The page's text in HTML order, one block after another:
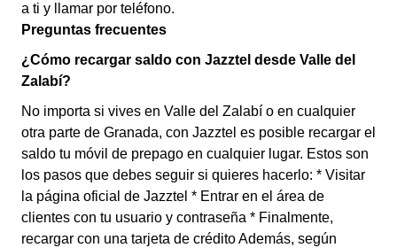
a ti y llamar por teléfono.
Preguntas frecuentes
¿Cómo recargar saldo con Jazztel desde Valle del
Zalabí?
No importa si vives en Valle del Zalabí o en cualquier
otra parte de Granada, con Jazztel es posible recargar el
saldo tu móvil de prepago en cualquier lugar. Estos son
los pasos que debes seguir si quieres hacerlo: * Visitar
la página oficial de Jazztel * Entrar en el área de
clientes con tu usuario y contraseña * Finalmente,
recargar con una tarjeta de crédito Además, según